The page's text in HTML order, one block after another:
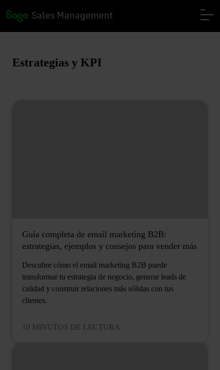
Estrategias y KPI
Guía completa de email marketing B2B:
estrategias, ejemplos y consejos para vender más
Descubre cómo el email marketing B2B puede
transformar tu estrategia de negocio, generar leads de
calidad y construir relaciones más sólidas con tus
clientes.
10 MINUTOS DE LECTURA